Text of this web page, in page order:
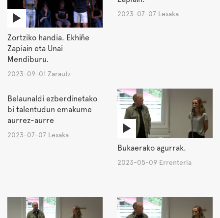
Zortziko handia. Ekhiñe
Zapiain eta Unai
Mendiburu.
2023-09-01 Zarautz
2023-07-07 Lesaka
Belaunaldi ezberdinetako
bi talentudun emakume
aurrez-aurre
2023-07-07 Lesaka
Bukaerako agurrak.
2023-05-09 Errenteria